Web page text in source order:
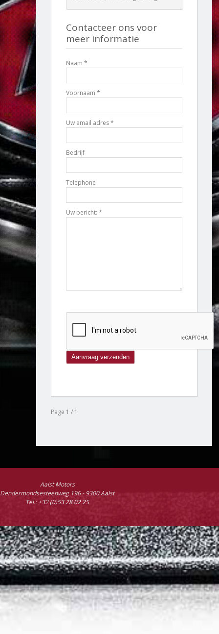
Contacteer ons voor
meer informatie
Naam *
Voornaam *
Uw email adres *
Bedrijf
Telephone
Uw bericht: *
Page 1 / 1
Aalst Motors
Dendermondsesteenweg 196 - 9300 Aalst
Tel.: +32 (0)53 28 02 25